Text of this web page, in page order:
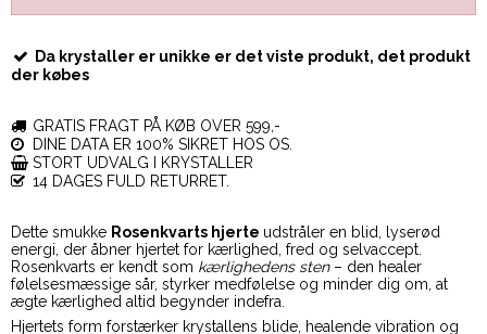
Da krystaller er unikke er det viste produkt, det produkt
der købes
GRATIS FRAGT PÅ KØB OVER 599,-
DINE DATA ER 100% SIKRET HOS OS.
STORT UDVALG I KRYSTALLER
14 DAGES FULD RETURRET.
Dette smukke Rosenkvarts hjerte udstråler en blid, lyserød
energi, der åbner hjertet for kærlighed, fred og selvaccept.
Rosenkvarts er kendt som kærlighedens sten– den healer
følelsesmæssige sår, styrker medfølelse og minder dig om, at
ægte kærlighed altid begynder indefra.
Hjertets form forstærker krystallens blide, healende vibration og